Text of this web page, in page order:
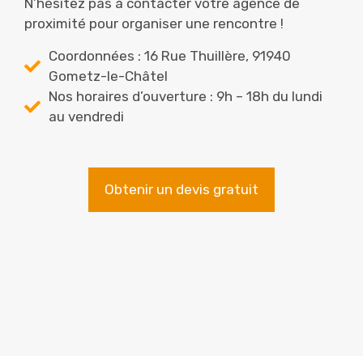
proximité pour organiser une rencontre !
Coordonnées : 16 Rue Thuillère, 91940
Gometz-le-Châtel
Nos horaires d’ouverture : 9h – 18h du lundi
au vendredi
Obtenir un devis gratuit